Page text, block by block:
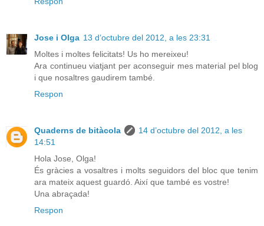
Jose i Olga 13 d’octubre del 2012, a les 23:31
Moltes i moltes felicitats! Us ho mereixeu!
Ara continueu viatjant per aconseguir mes material pel blog
i que nosaltres gaudirem també.
Respon
Quaderns de bitàcola
14 d’octubre del 2012, a les
14:51
Hola Jose, Olga!
És gràcies a vosaltres i molts seguidors del bloc que tenim
ara mateix aquest guardó. Així que també es vostre!
Una abraçada!
Respon